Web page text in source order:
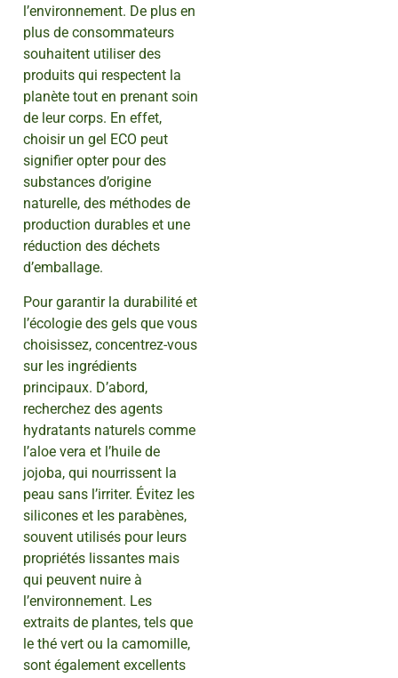
l’environnement. De plus en
plus de consommateurs
souhaitent utiliser des
produits qui respectent la
planète tout en prenant soin
de leur corps. En effet,
choisir un gel ECO peut
signifier opter pour des
substances d’origine
naturelle, des méthodes de
production durables et une
réduction des déchets
d’emballage.
Pour garantir la durabilité et
l’écologie des gels que vous
choisissez, concentrez-vous
sur les ingrédients
principaux. D’abord,
recherchez des agents
hydratants naturels comme
l’aloe vera et l’huile de
jojoba, qui nourrissent la
peau sans l’irriter. Évitez les
silicones et les parabènes,
souvent utilisés pour leurs
propriétés lissantes mais
qui peuvent nuire à
l’environnement. Les
extraits de plantes, tels que
le thé vert ou la camomille,
sont également excellents